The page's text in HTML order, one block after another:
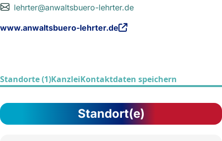
lehrter@anwaltsbuero-lehrter.de
www.anwaltsbuero-lehrter.de
Standorte (1)KanzleiKontaktdaten speichern
Standort(e)